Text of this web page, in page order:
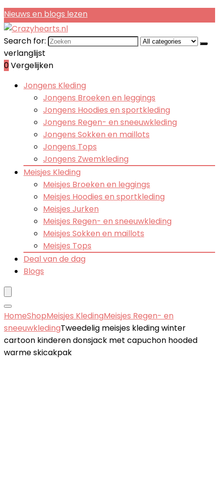
Nieuws en blogs lezen
Search for:
verlanglijst
0Vergelijken
Jongens Kleding
Jongens Broeken en leggings
Jongens Hoodies en sportkleding
Jongens Regen- en sneeuwkleding
Jongens Sokken en maillots
Jongens Tops
Jongens Zwemkleding
Meisjes Kleding
Meisjes Broeken en leggings
Meisjes Hoodies en sportkleding
Meisjes Jurken
Meisjes Regen- en sneeuwkleding
Meisjes Sokken en maillots
Meisjes Tops
Deal van de dag
Blogs
HomeShopMeisjes KledingMeisjes Regen- en
sneeuwkledingTweedelig meisjes kleding winter
cartoon kinderen donsjack met capuchon hooded
warme skicakpak